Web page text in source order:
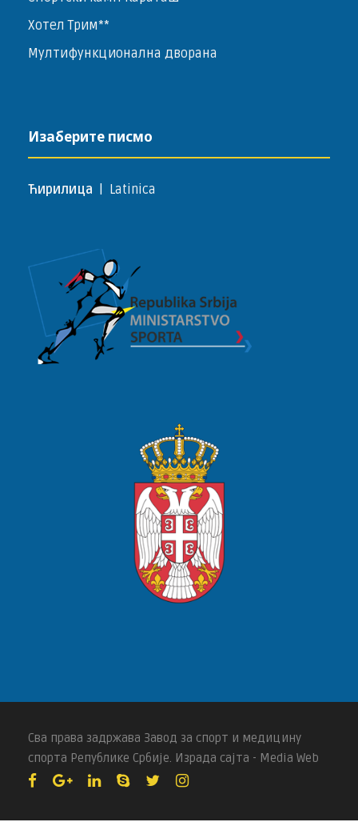
Хотел Трим**
Мултифункционална дворана
Изаберите писмо
Ћирилица Latinica
Сва права задржава Завод за спорт и медицину
спорта Републике Србије. Израда сајта - Media Web